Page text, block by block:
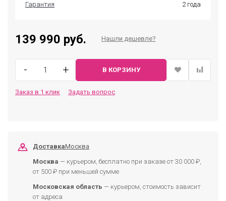
Гарантия
2 года
139 990 руб. Нашли дешевле?
- + В КОРЗИНУ
Заказ в 1 клик Задать вопрос
ДоставкаМосква
Москва — курьером, бесплатно при заказе от 30 000 ₽,
от 500 ₽ при меньшей сумме
Московская область — курьером, стоимость зависит
от адреса